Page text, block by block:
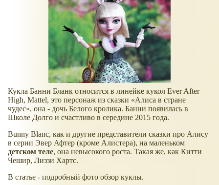
Кукла Банни Бланк относится в линейке кукол Ever After
High, Mattel, это персонаж из сказки
Алиса в стране
чудес , она - дочь Белого кролика. Банни появилась в
Школе Долго и счастливо в середине 2015 года.
Bunny Blanc, как и другие представители сказки про Алису
в серии Эвер Афтер (кроме Алистера), на маленьком
детском теле, она невысокого роста. Такая же, как Китти
Чешир, Лиззи Хартс.
В статье - подробный фото обзор куклы.